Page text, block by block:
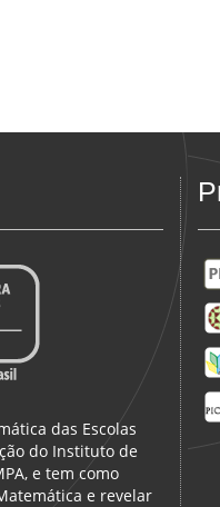
das Escolas
do Instituto de
e tem como
e revelar